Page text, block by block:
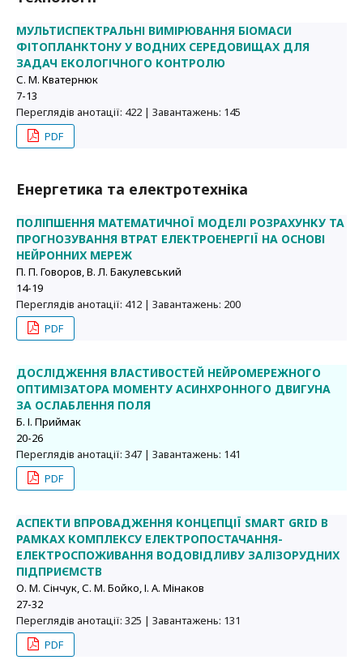
МУЛЬТИСПЕКТРАЛЬНІ ВИМІРЮВАННЯ БІОМАСИ
ФІТОПЛАНКТОНУ У ВОДНИХ СЕРЕДОВИЩАХ ДЛЯ
ЗАДАЧ ЕКОЛОГІЧНОГО КОНТРОЛЮ
С. М. Кватернюк
7-13
Переглядів анотації: 422 | Завантажень: 145
PDF
Енергетика та електротехніка
ПОЛІПШЕННЯ МАТЕМАТИЧНОЇ МОДЕЛІ РОЗРАХУНКУ ТА
ПРОГНОЗУВАННЯ ВТРАТ ЕЛЕКТРОЕНЕРГІЇ НА ОСНОВІ
НЕЙРОННИХ МЕРЕЖ
П. П. Говоров, В. Л. Бакулевський
14-19
Переглядів анотації: 412 | Завантажень: 200
PDF
ДОСЛІДЖЕННЯ ВЛАСТИВОСТЕЙ НЕЙРОМЕРЕЖНОГО
ОПТИМІЗАТОРА МОМЕНТУ АСИНХРОННОГО ДВИГУНА
ЗА ОСЛАБЛЕННЯ ПОЛЯ
Б. І. Приймак
20-26
Переглядів анотації: 347 | Завантажень: 141
PDF
АСПЕКТИ ВПРОВАДЖЕННЯ КОНЦЕПЦІЇ SMART GRID В
РАМКАХ КОМПЛЕКСУ ЕЛЕКТРОПОСТАЧАННЯ-
ЕЛЕКТРОСПОЖИВАННЯ ВОДОВІДЛИВУ ЗАЛІЗОРУДНИХ
ПІДПРИЄМСТВ
О. М. Сінчук, С. М. Бойко, І. А. Мінаков
27-32
Переглядів анотації: 325 | Завантажень: 131
PDF